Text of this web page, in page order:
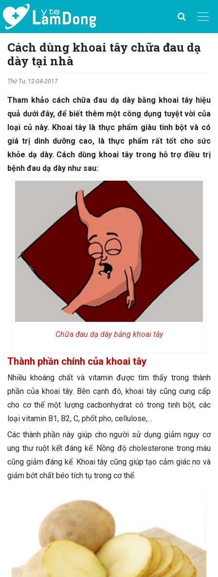
Cách dùng khoai tây chữa đau dạ
dày tại nhà
Thứ Tư, 12-04-2017
Tham khảo cách chữa đau dạ dày bằng khoai tây hiệu
quả dưới đây, để biết thêm một công dụng tuyệt vời của
loại củ này. Khoai tây là thực phẩm giàu tinh bột và có
giá trị dinh dưỡng cao, là thực phẩm rất tốt cho sức
khỏe dạ dày. Cách dùng khoai tây trong hỗ trợ điều trị
bệnh đau dạ dày như sau:
Chữa đau dạ dày bằng khoai tây
Thành phần chính của khoai tây
Nhiều khoáng chất và vitamin được tìm thấy trong thành
phần của khoai tây. Bên cạnh đó, khoai tây cũng cung cấp
cho cơ thể một lượng cacbonhydrat có trong tinh bột, các
loại vitamin B1, B2, C, phốt pho, cellulose,…
Các thành phần này giúp cho người sử dụng giảm nguy cơ
ung thư ruột kết đáng kể. Nồng độ cholesterone trong máu
cũng giảm đáng kể. Khoai tây cũng giúp tạo cảm giác no và
giảm bớt chất béo tích tụ trong cơ thể.